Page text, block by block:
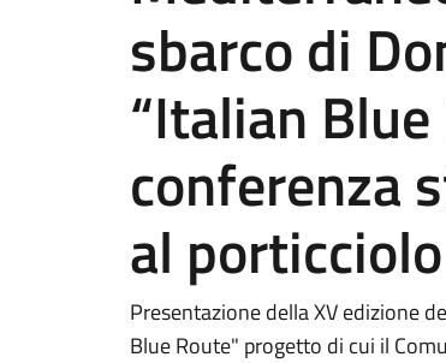
sbarco di
“Italian
conferenza
al
Presentazione della XV edizione
Blue Route" progetto di cui il